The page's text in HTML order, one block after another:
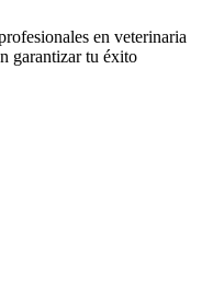
en veterinaria
garantizar tu éxito